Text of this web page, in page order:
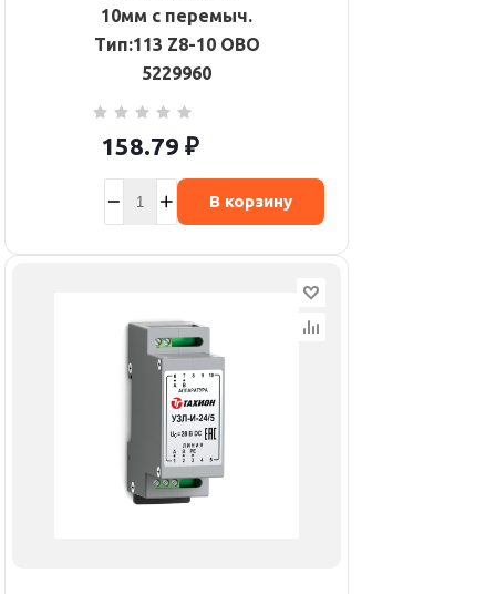
10мм с перемыч.
Тип:113 Z8-10 OBO
5229960
158.79 ₽
В корзину